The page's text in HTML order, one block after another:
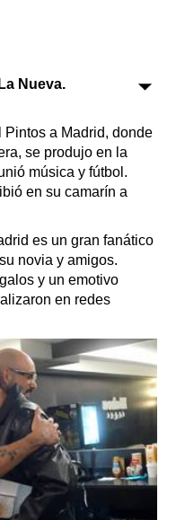
Nueva.
Pintos a Madrid, donde
se produjo en la
música y fútbol.
en su camarín a
es un gran fanático
novia y amigos.
y un emotivo
en redes